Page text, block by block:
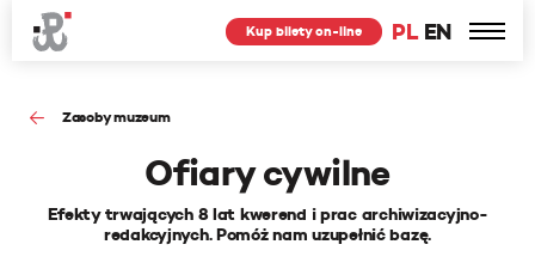
PL EN
Kup bilety on-line
Zasoby muzeum
Ofiary cywilne
Efekty trwających 8 lat kwerend i prac archiwizacyjno-
redakcyjnych. Pomóż nam uzupełnić bazę.